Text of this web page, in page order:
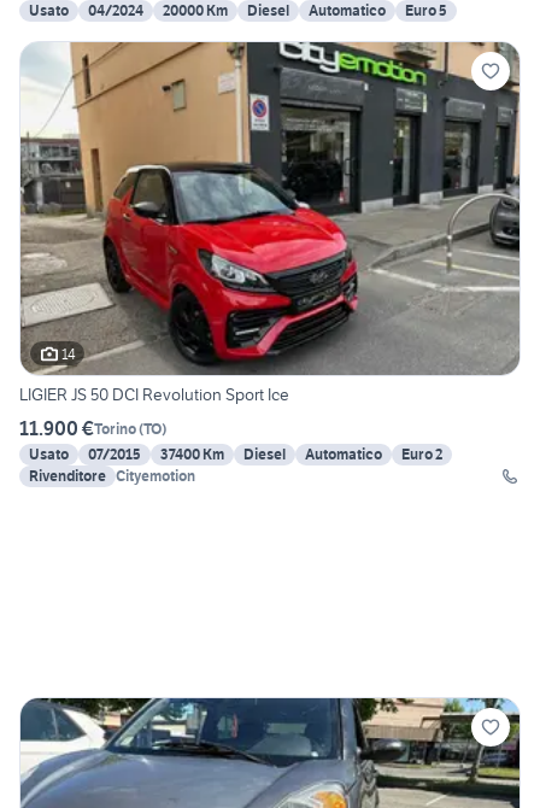
Usato
04/2024 20000 Km Diesel Automatico Euro 5
14
LIGIER JS 50 DCI Revolution Sport Ice
11.900 €Torino(TO)
Usato
07/2015 37400 Km Diesel Automatico
Euro 2
Rivenditore Cityemotion